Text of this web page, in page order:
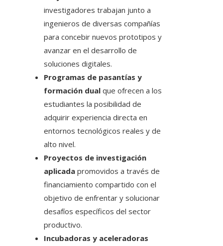
investigadores trabajan junto a
ingenieros de diversas compañías
para concebir nuevos prototipos y
avanzar en el desarrollo de
soluciones digitales.
Programas de pasantías y
formación dual que ofrecen a los
estudiantes la posibilidad de
adquirir experiencia directa en
entornos tecnológicos reales y de
alto nivel.
Proyectos de investigación
aplicada promovidos a través de
financiamiento compartido con el
objetivo de enfrentar y solucionar
desafíos específicos del sector
productivo.
Incubadoras y aceleradoras